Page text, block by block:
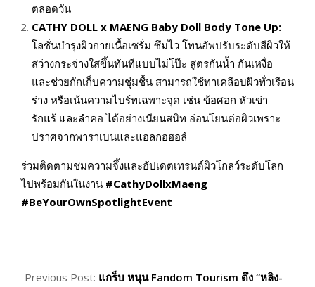
ตลอดวัน
CATHY DOLL x MAENG Baby Doll Body Tone Up:
โลชั่นบำรุงผิวกายเนื้อเซรั่ม ซึมไว โทนอัพปรับระดับสีผิวให้
สว่างกระจ่างใสขึ้นทันทีแบบไม่โป๊ะ สูตรกันน้ำ กันเหงื่อ
และช่วยกักเก็บความชุ่มชื้น สามารถใช้ทาเคลือบผิวทั่วเรือน
ร่าง หรือเน้นความไบร์ทเฉพาะจุด เช่น ข้อศอก หัวเข่า
รักแร้ และลำคอ ได้อย่างเนียนสนิท อ่อนโยนต่อผิวเพราะ
ปราศจากพาราเบนและแอลกอฮอล์
ร่วมติดตามชมความจึ้งและอัปเดตเทรนด์ผิวโกลว์ระดับโลก
ไปพร้อมกันในงาน #CathyDollxMaeng
#BeYourOwnSpotlightEvent
07-
Previous Post: แกร็บ หนุน Fandom Tourism ดึง “หลิง-